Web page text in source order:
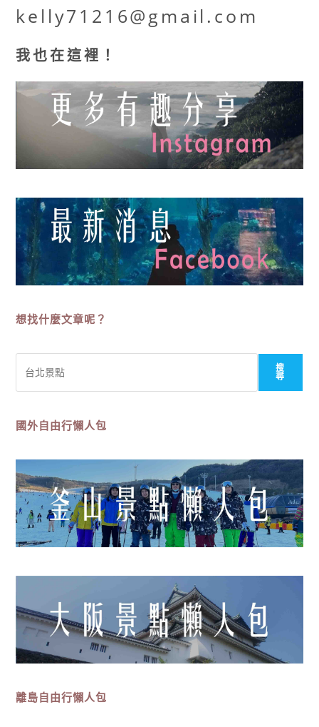
kelly71216@gmail.com
我也在這裡！
想找什麼文章呢？
尋
搜
尋
國外自由行懶人包
離島自由行懶人包